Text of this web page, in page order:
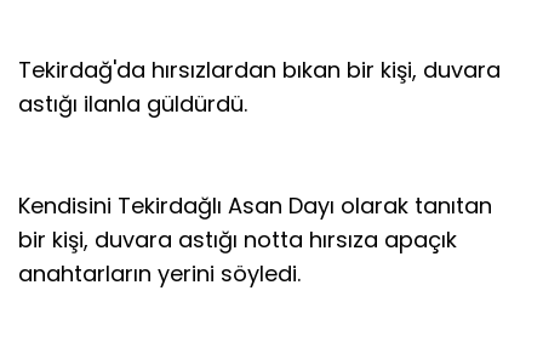
Tekirdağ'da hırsızlardan bıkan bir kişi, duvara
astığı ilanla güldürdü.
Kendisini Tekirdağlı Asan Dayı olarak tanıtan
bir kişi, duvara astığı notta hırsıza apaçık
anahtarların yerini söyledi.